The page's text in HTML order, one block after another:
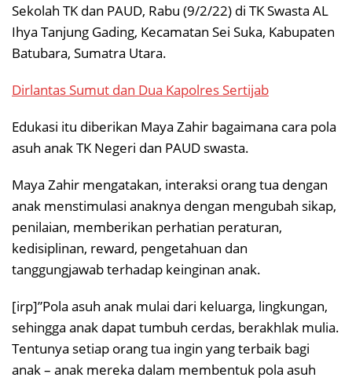
Sekolah TK dan PAUD, Rabu (9/2/22) di TK Swasta AL
Ihya Tanjung Gading, Kecamatan Sei Suka, Kabupaten
Batubara, Sumatra Utara.
Dirlantas Sumut dan Dua Kapolres Sertijab
Edukasi itu diberikan Maya Zahir bagaimana cara pola
asuh anak TK Negeri dan PAUD swasta.
Maya Zahir mengatakan, interaksi orang tua dengan
anak menstimulasi anaknya dengan mengubah sikap,
penilaian, memberikan perhatian peraturan,
kedisiplinan, reward, pengetahuan dan
tanggungjawab terhadap keinginan anak.
[irp]”Pola asuh anak mulai dari keluarga, lingkungan,
sehingga anak dapat tumbuh cerdas, berakhlak mulia.
Tentunya setiap orang tua ingin yang terbaik bagi
anak – anak mereka dalam membentuk pola asuh